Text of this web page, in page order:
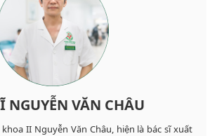
NGUYỄN VĂN CHÂU
II Nguyễn Văn Châu, hiện là bác sĩ xuất